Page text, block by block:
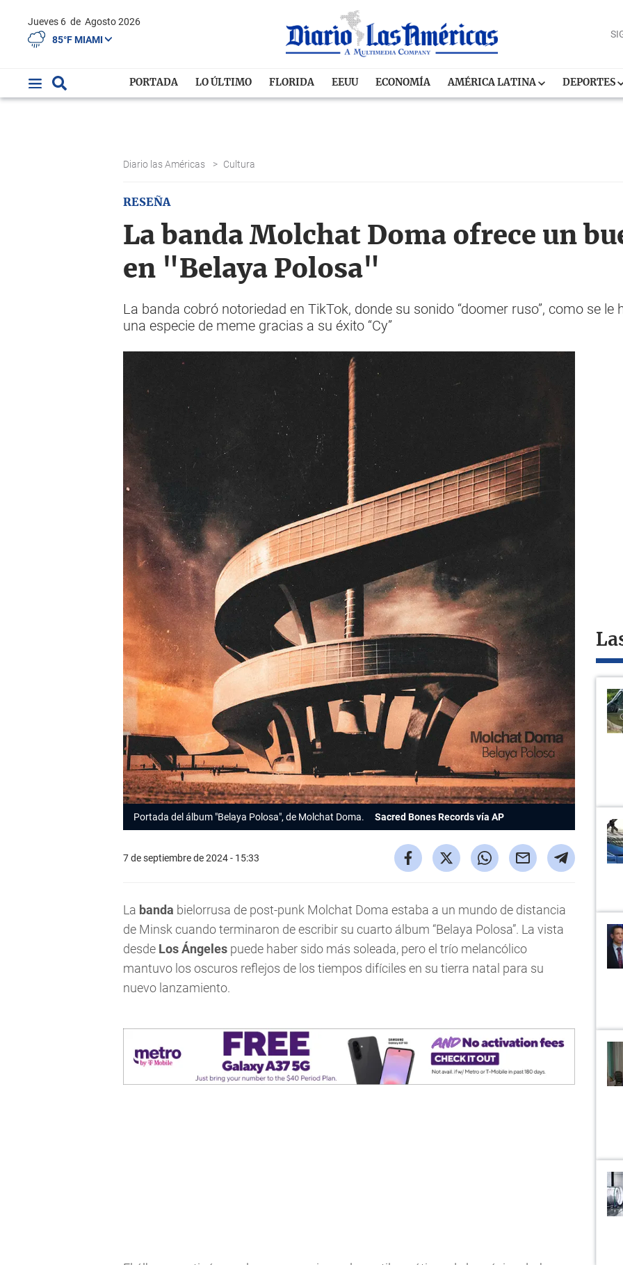
Jueves 6 de Agosto 2026
85°F MIAMI
PORTADA LO ÚLTIMO FLORIDA EEUU ECONOMÍA AMÉRICA LATINA DEPORTES
Diario las Américas > Cultura
RESEÑA
La banda Molchat Doma ofrece un
en "Belaya Polosa"
La banda cobró notoriedad en TikTok, donde su sonido “doomer ruso”, como se le
una especie de meme gracias a su éxito “Cy”
Portada del álbum "Belaya Polosa", de Molchat Doma. Sacred Bones Records vía AP
7 de septiembre de 2024 - 15:33
La banda bielorrusa de post-punk Molchat Doma estaba a un mundo de distancia
de Minsk cuando terminaron de escribir su cuarto álbum “Belaya Polosa”. La vista
desde Los Ángeles puede haber sido más soleada, pero el trío melancólico
mantuvo los oscuros reflejos de los tiempos difíciles en su tierra natal para su
nuevo lanzamiento.